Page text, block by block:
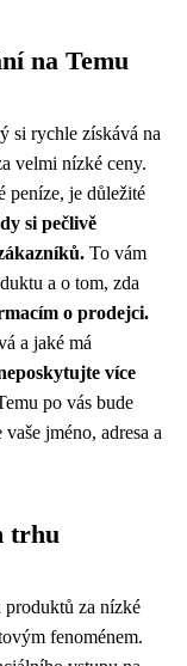
na Temu
si rychle získává na
velmi nízké ceny.
peníze, je důležité
si pečlivě
To vám
a o tom, zda
o prodejci.
a jaké má
více
po vás bude
jméno, adresa a
trhu
produktů za nízké
fenoménem.